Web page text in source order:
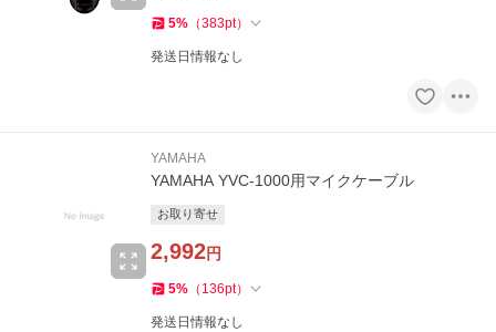
5% （383pt）
発送日情報なし
YAMAHA
YAMAHA YVC-1000用マイクケーブル
お取り寄せ
2,992円
5% （ 136pt）
発送日情報なし